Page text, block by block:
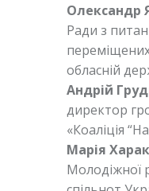
Олександр
Ради з
переміщених
обласній
Андрій
директор
«Коаліція
Марія
Молодіжної